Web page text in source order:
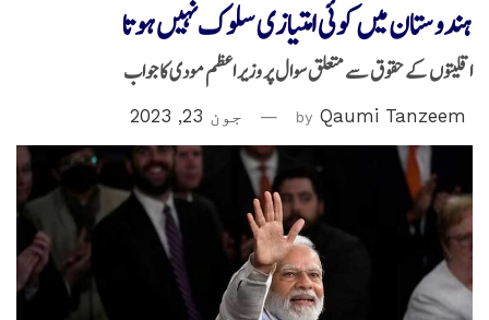
ہندوستان میں کوئی امتیازی سلوک نہیں ہوتا
اقلیتوں کے حقوق سے متعلق سوال پر وزیر اعظم مودی کا جواب
by Qaumi Tanzeem جون 23, 2023